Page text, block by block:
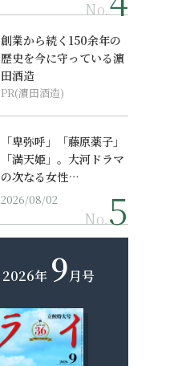
No.
創業から続く150余年の
歴史を今に守っている濵
田酒造
PR(濵田酒造)
「卑弥呼」「藤原薬子」
「満天姫」。大河ドラマ
の次なる女性…
2026/08/02
No.
2026年 9月号